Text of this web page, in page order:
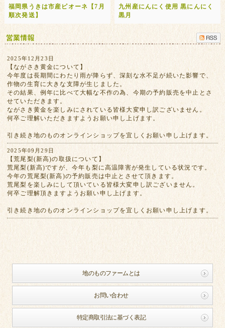
福岡県うきは市産ピオーネ【7月
順次発送】
九州産にんにく使用 黒にんにく
黒月
2025年12月23日
【ながさき黄金について】
今年度は長期間にわたり雨が降らず、深刻な水不足が続いた影響で、
作物の生育に大きな支障が生じました。
その結果、例年に比べて大幅な不作の為、今期の予約販売を中止とさ
せていただきます。
ながさき黄金を楽しみにされている皆様大変申し訳ございません。
何卒ご理解いただきますようお願い申し上げます。
引き続き地のものオンラインショップを宜しくお願い申し上げます。
2025年09月29日
【荒尾梨(新高)の取扱について】
荒尾梨(新高)ですが、今年も梨に高温障害が発生している状況です。
今年の荒尾梨(新高)の予約販売は中止とさせて頂きます。
荒尾梨を楽しみにして頂いている皆様大変申し訳ございません。
何卒ご理解頂きますようお願い申し上げます。
引き続き地のものオンラインショップを宜しくお願い申し上げます。
地のものファームとは
お問い合わせ
特定商取引法に基づく表記